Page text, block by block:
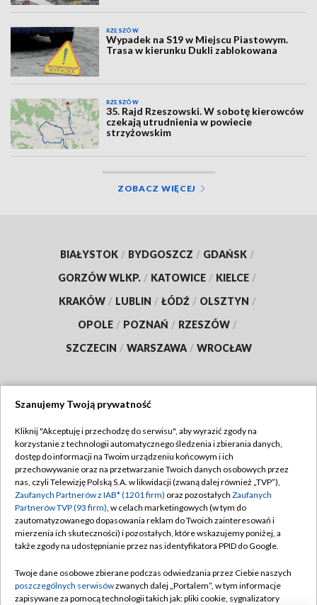
RZESZÓW
Wypadek na S19 w Miejscu Piastowym.
Trasa w kierunku Dukli zablokowana
RZESZÓW
35. Rajd Rzeszowski. W sobotę kierowców
czekają utrudnienia w powiecie
strzyżowskim
ZOBACZ WIĘCEJ
BIAŁYSTOK / BYDGOSZCZ / GDAŃSK /
GORZÓW WLKP. / KATOWICE / KIELCE /
KRAKÓW / LUBLIN / ŁÓDŹ / OLSZTYN /
OPOLE / POZNAŃ / RZESZÓW /
SZCZECIN / WARSZAWA / WROCŁAW
TVP
Abonament TVP
Emisja w TVP
Centrum informacji TVP
Naziemna Telewizja Cyfrowa
Rada Programowa
Regulamin TVP
Polityka prywatności
Moje zgody
Pomoc
Kontakt
Szanujemy Twoją prywatność
Kliknij "Akceptuję i przechodzę do serwisu", aby wyrazić zgody na
korzystanie z technologii automatycznego śledzenia i zbierania danych,
dostęp do informacji na Twoim urządzeniu końcowym i ich
przechowywanie oraz na przetwarzanie Twoich danych osobowych przez
nas, czyli Telewizję Polską S.A. w likwidacji (zwaną dalej również „TVP”),
Zaufanych Partnerów z IAB* (1201 firm) oraz pozostałych Zaufanych
Partnerów TVP (93 firm), w celach marketingowych (w tym do
zautomatyzowanego dopasowania reklam do Twoich zainteresowań i
mierzenia ich skuteczności) i pozostałych, które wskazujemy poniżej, a
także zgody na udostępnianie przez nas identyfikatora PPID do Google.
Twoje dane osobowe zbierane podczas odwiedzania przez Ciebie naszych
poszczególnych serwisówzwanych dalej „Portalem”, w tym informacje
zapisywane za pomocą technologii takich jak: pliki cookie, sygnalizatory